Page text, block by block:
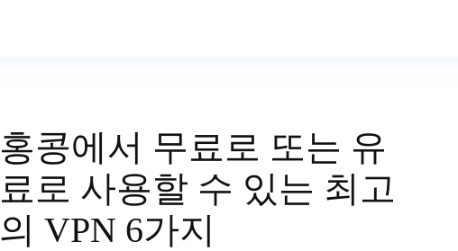
홍콩에서 무료로 또는 유
료로 사용할 수 있는 최고
의 VPN 6가지